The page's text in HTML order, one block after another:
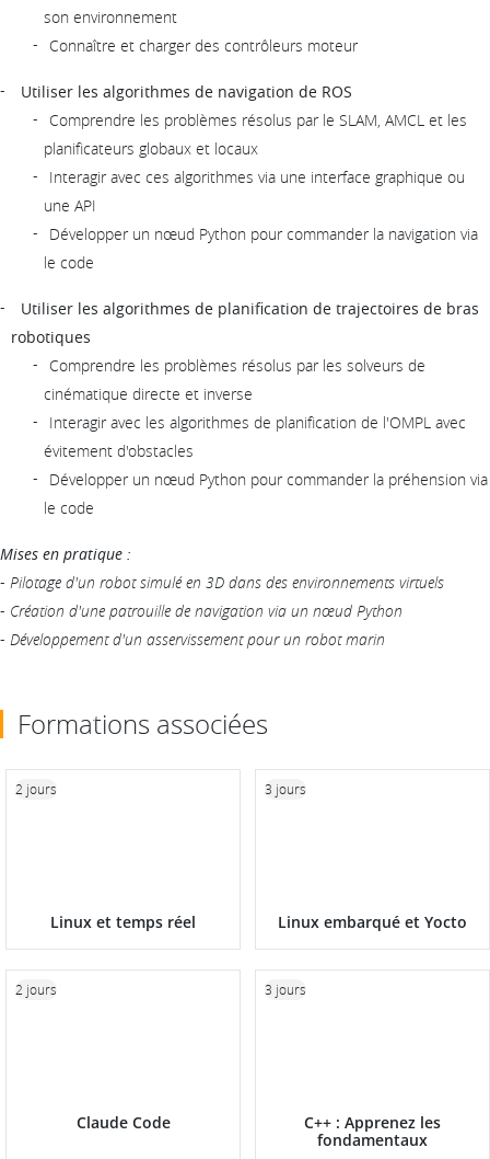
son environnement
Connaître et charger des contrôleurs moteur
Utiliser les algorithmes de navigation de ROS
Comprendre les problèmes résolus par le SLAM, AMCL et les
planificateurs globaux et locaux
Interagir avec ces algorithmes via une interface graphique ou
une API
Développer un nœud Python pour commander la navigation via
le code
Utiliser les algorithmes de planification de trajectoires de bras
robotiques
Comprendre les problèmes résolus par les solveurs de
cinématique directe et inverse
Interagir avec les algorithmes de planification de l'OMPL avec
évitement d'obstacles
Développer un nœud Python pour commander la préhension via
le code
Mises en pratique :
- Pilotage d'un robot simulé en 3D dans des environnements virtuels
- Création d'une patrouille de navigation via un nœud Python
- Développement d'un asservissement pour un robot marin
Formations associées
Linux et temps réel
2 jours
Linux embarqué et Yocto
3 jours
Claude Code
2 jours
C++ : Apprenez les
fondamentaux
3 jours